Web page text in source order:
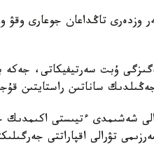
وزدەرى تاڭداعان جوعارى وقۋ
ۇبت سەرتيفيكاتى، جەكە
ساناتىن راستايتىن
شەشىمدى ءتيىستى اكىمدىك
تۋرالى اقپاراتتى